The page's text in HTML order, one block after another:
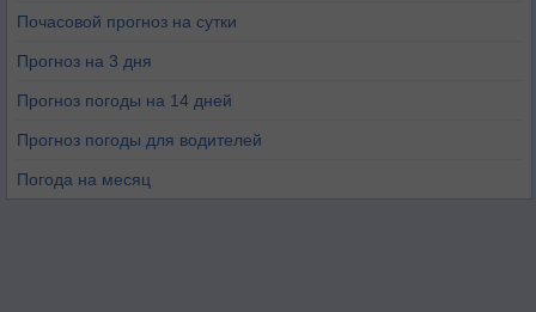
Почасовой прогноз на сутки
Прогноз на 3 дня
Прогноз погоды на 14 дней
Прогноз погоды для водителей
Погода на месяц